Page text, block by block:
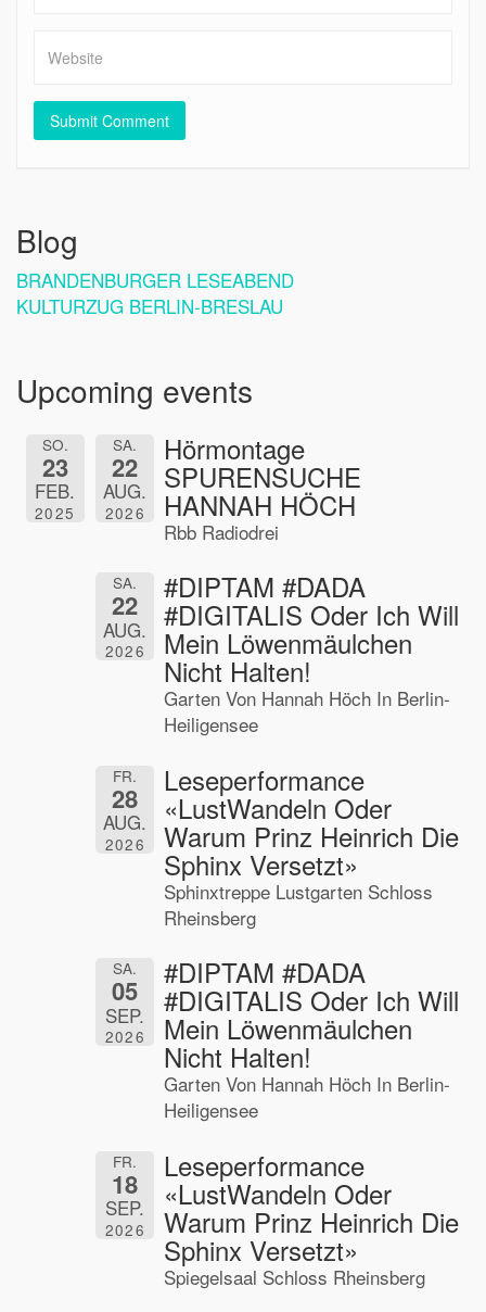
Blog
BRANDENBURGER LESEABEND
KULTURZUG BERLIN-BRESLAU
Upcoming events
SO.
23
FEB.
2025
SA.
22
AUG.
2026
Hörmontage
SPURENSUCHE
HANNAH HÖCH
Rbb Radiodrei
SA.
22
AUG.
2026
#DIPTAM #DADA
#DIGITALIS Oder Ich Will
Mein Löwenmäulchen
Nicht Halten!
Garten Von Hannah Höch In Berlin-
Heiligensee
FR.
28
AUG.
2026
Leseperformance
«LustWandeln Oder
Warum Prinz Heinrich Die
Sphinx Versetzt»
Sphinxtreppe Lustgarten Schloss
Rheinsberg
SA.
05
SEP.
2026
#DIPTAM #DADA
#DIGITALIS Oder Ich Will
Mein Löwenmäulchen
Nicht Halten!
Garten Von Hannah Höch In Berlin-
Heiligensee
FR.
18
SEP.
2026
Leseperformance
«LustWandeln Oder
Warum Prinz Heinrich Die
Sphinx Versetzt»
Spiegelsaal Schloss Rheinsberg